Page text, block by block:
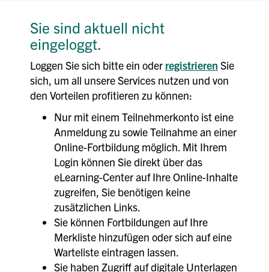
Sie sind aktuell nicht
eingeloggt.
Loggen Sie sich bitte ein oder registrieren Sie
sich, um all unsere Services nutzen und von
den Vorteilen profitieren zu können:
Nur mit einem Teilnehmerkonto ist eine
Anmeldung zu sowie Teilnahme an einer
Online-Fortbildung möglich. Mit Ihrem
Login können Sie direkt über das
eLearning-Center auf Ihre Online-Inhalte
zugreifen, Sie benötigen keine
zusätzlichen Links.
Sie können Fortbildungen auf Ihre
Merkliste hinzufügen oder sich auf eine
Warteliste eintragen lassen.
Sie haben Zugriff auf digitale Unterlagen